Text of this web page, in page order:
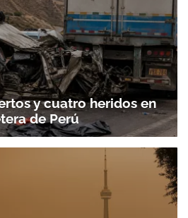
y cuatro heridos en
de Perú